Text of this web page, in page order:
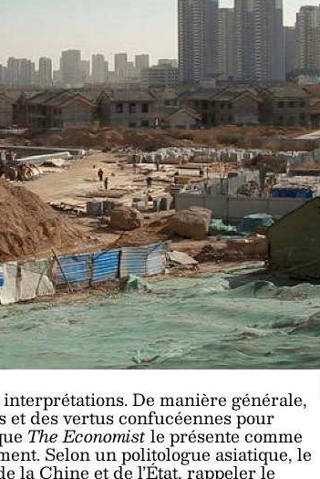
De manière générale,
des vertus confucéennes pour
The Economistle présente comme
Selon un politologue asiatique, le
la Chine et de l’État, rappeler le